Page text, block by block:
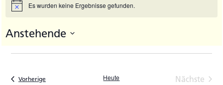
HinweisEs wurden keine Ergebnisse gefunden.
Anstehende
wählen.
Vorherige Heute
Nächste